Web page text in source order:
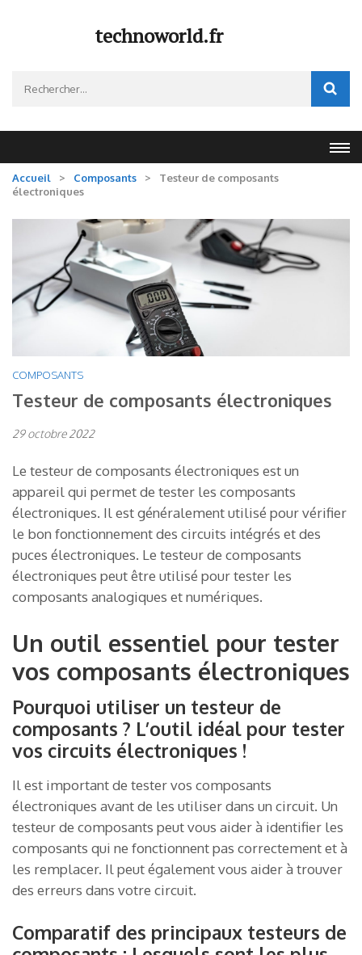
Entrée)
technoworld.fr
Accueil > Composants >
Testeur de composants
électroniques
COMPOSANTS
Testeur de composants électroniques
29 octobre 2022
Le testeur de composants électroniques est un
appareil qui permet de tester les composants
électroniques. Il est généralement utilisé pour vérifier
le bon fonctionnement des circuits intégrés et des
puces électroniques. Le testeur de composants
électroniques peut être utilisé pour tester les
composants analogiques et numériques.
Un outil essentiel pour tester
vos composants électroniques
Pourquoi utiliser un testeur de
composants ? L’outil idéal pour tester
vos circuits électroniques !
Il est important de tester vos composants
électroniques avant de les utiliser dans un circuit. Un
testeur de composants peut vous aider à identifier les
composants qui ne fonctionnent pas correctement et à
les remplacer. Il peut également vous aider à trouver
des erreurs dans votre circuit.
Comparatif des principaux testeurs de